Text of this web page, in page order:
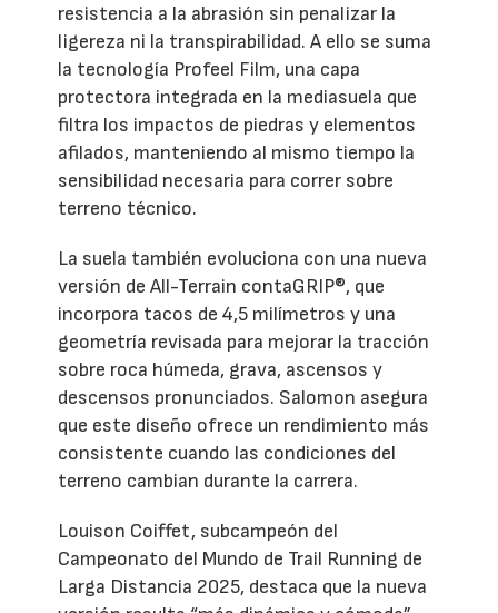
resistencia a la abrasión sin penalizar la
ligereza ni la transpirabilidad. A ello se suma
la tecnología Profeel Film, una capa
protectora integrada en la mediasuela que
filtra los impactos de piedras y elementos
afilados, manteniendo al mismo tiempo la
sensibilidad necesaria para correr sobre
terreno técnico.
La suela también evoluciona con una nueva
versión de All-Terrain contaGRIP®, que
incorpora tacos de 4,5 milímetros y una
geometría revisada para mejorar la tracción
sobre roca húmeda, grava, ascensos y
descensos pronunciados. Salomon asegura
que este diseño ofrece un rendimiento más
consistente cuando las condiciones del
terreno cambian durante la carrera.
Louison Coiffet, subcampeón del
Campeonato del Mundo de Trail Running de
Larga Distancia 2025, destaca que la nueva